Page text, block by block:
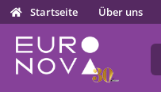
Startseite Über uns